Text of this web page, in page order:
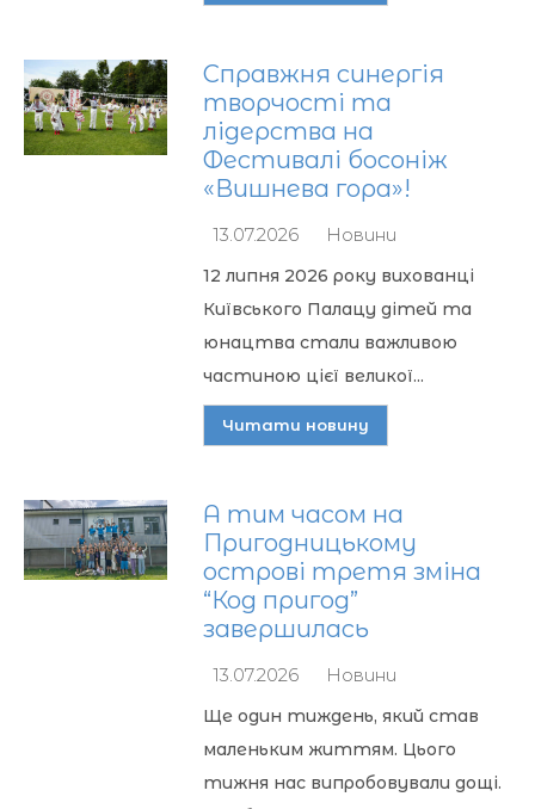
Справжня синергія
творчості та
лідерства на
Фестивалі босоніж
«Вишнева гора»!
13.07.2026 Новини
12 липня 2026 року вихованці
Київського Палацу дітей та
юнацтва стали важливою
частиною цієї великої...
Читати новину
А тим часом на
Пригодницькому
острові третя зміна
“Код пригод”
завершилась
13.07.2026 Новини
Ще один тиждень, який став
маленьким життям. Цього
тижня нас випробовували дощі.